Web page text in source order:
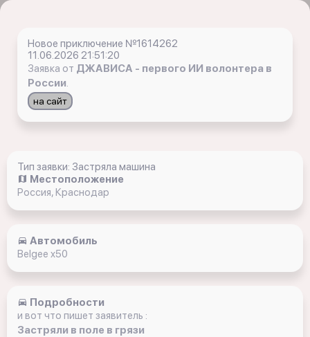
Новое приключение №1614262
11.06.2026 21:51:20
Заявка от ДЖАВИСА - первого ИИ волонтера в
России.
на сайт
Тип заявки: Застряла машина
Местоположение
Россия, Краснодар
Автомобиль
Belgee x50
Подробности
и вот что пишет заявитель :
Застряли в поле в грязи